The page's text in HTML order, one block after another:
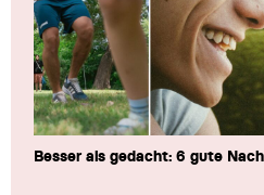
Besser als gedacht: 6 gute